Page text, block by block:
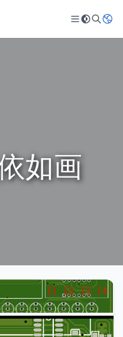
如画